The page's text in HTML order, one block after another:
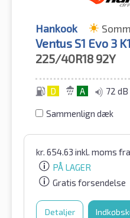
Hankook
Ventus S1 Evo 3
225/40R18 92Y
D A 72 dB
Sammenlign dæk
kr. 654.63 inkl. moms
PÅ LAGER
Gratis forsendelse
Detaljer